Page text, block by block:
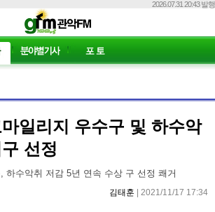
2026.07.31 20:43 발행
일리지 우수구 및 하수악
선정
하수악취 저감 5년 연속 수상 구 선정 쾌거
김태훈 | 2021/11/17 17:34